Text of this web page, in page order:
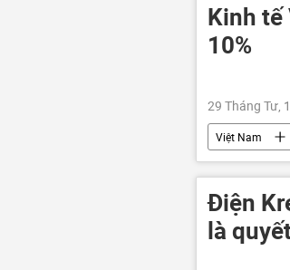
Kinh
10%
29 Tháng Tư,
Việt Nam
Thủ tướng
Điện
là